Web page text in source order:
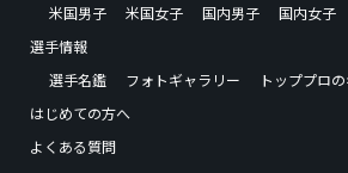
米国男子
米国女子 国内男子
国内女子
選手情報
選手名鑑
フォトギャラリー
トッププロ
はじめての方へ
よくある質問